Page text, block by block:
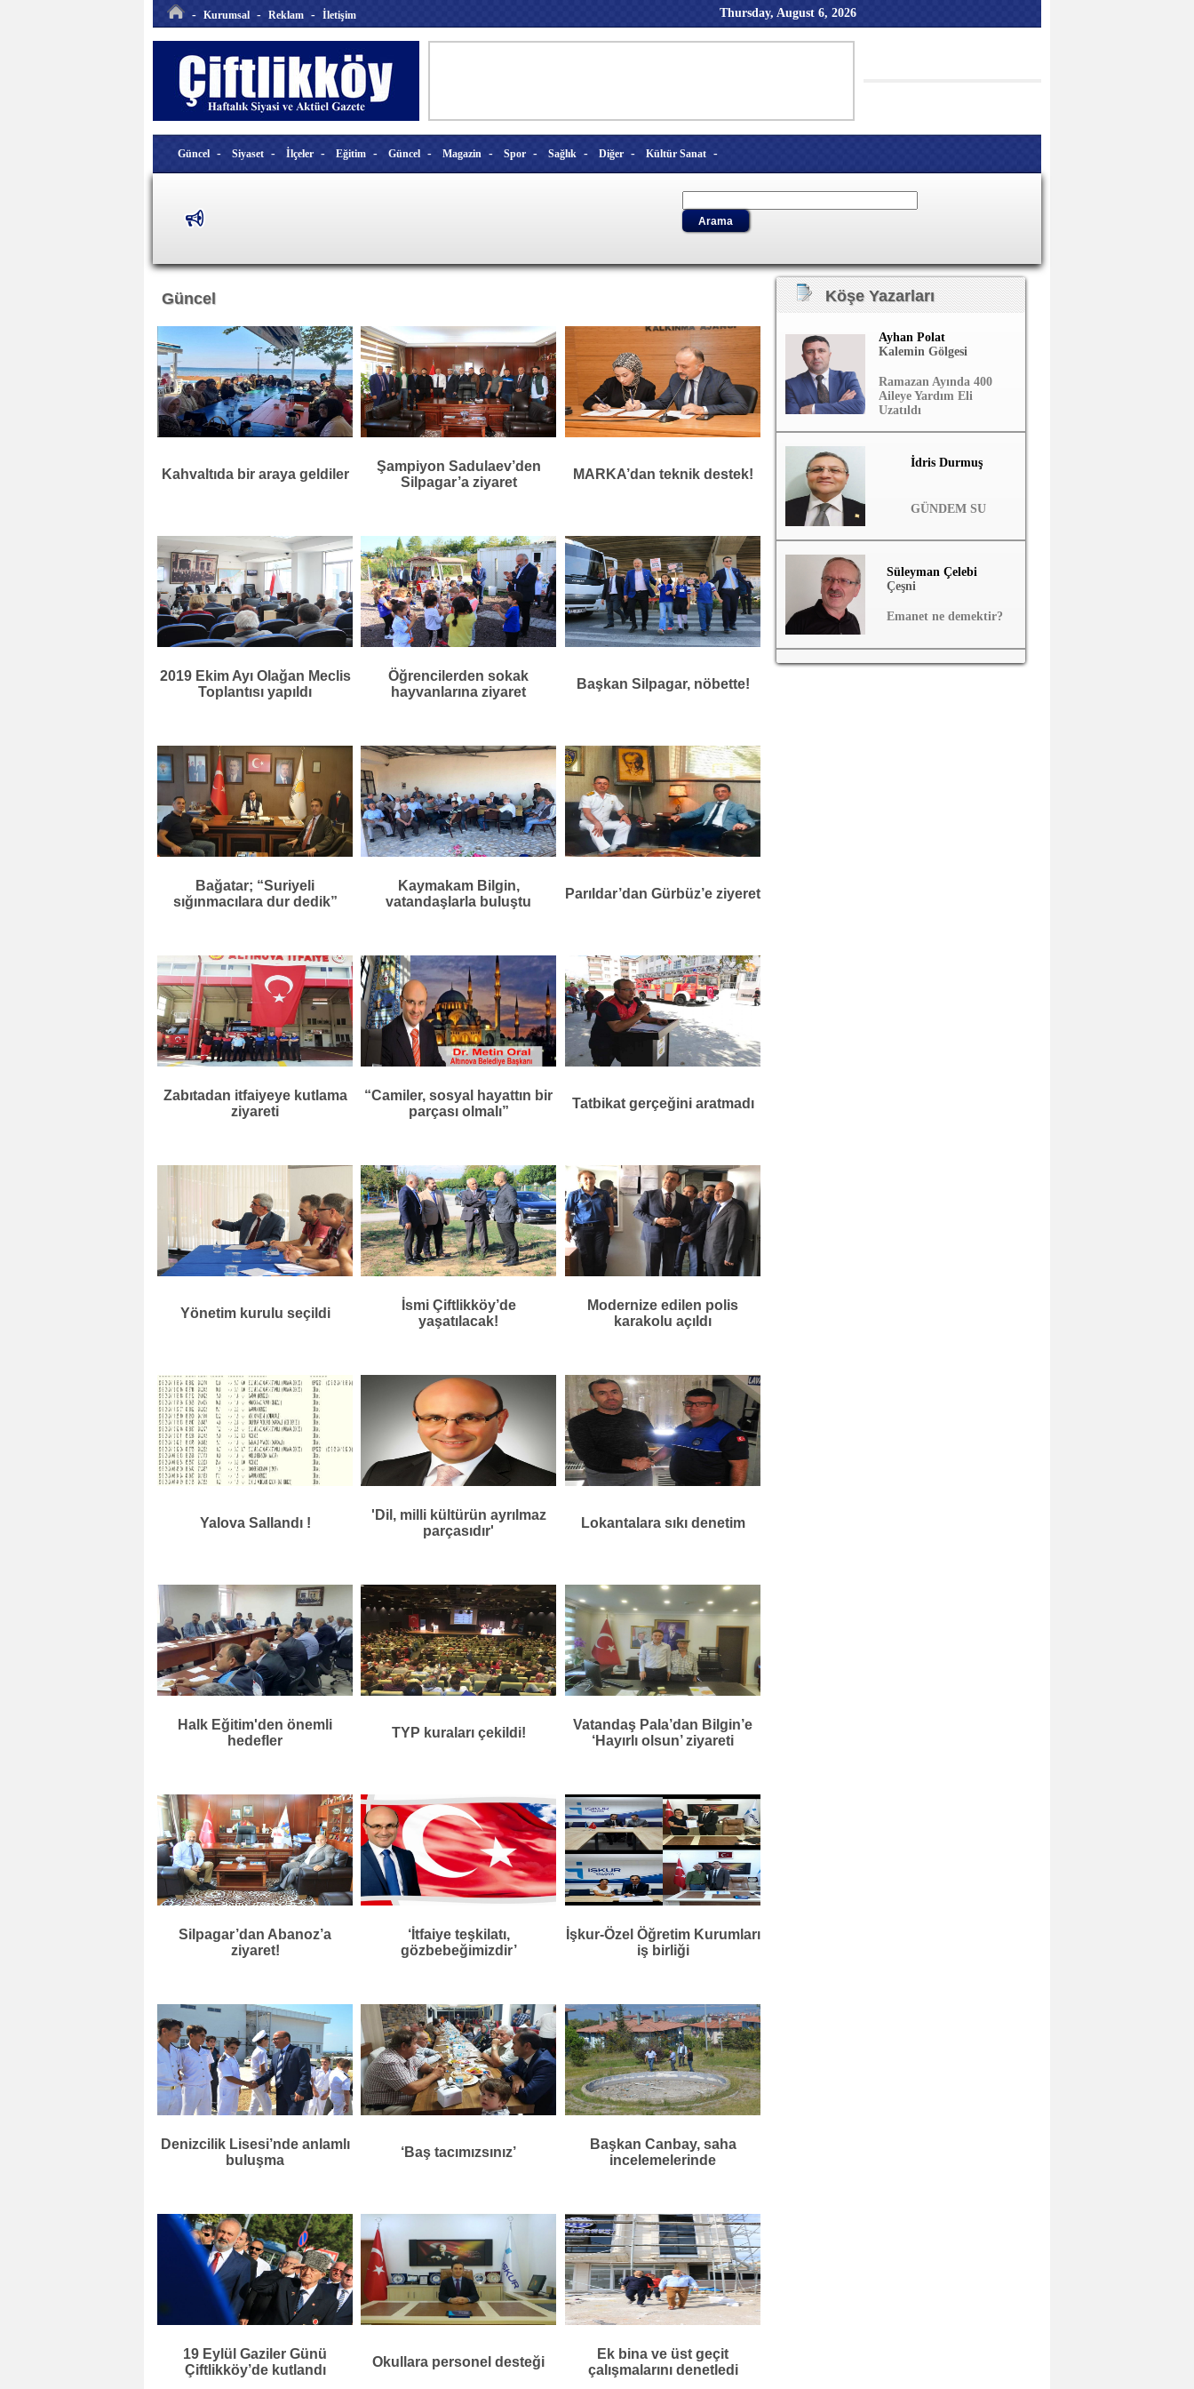
- Kurumsal - Reklam - İletişim Thursday, August 6, 2026
Güncel - Siyaset - İlçeler - Eğitim - Güncel - Magazin - Spor - Sağlık - Diğer - Kültür Sanat -
Güncel
Kahvaltıda bir araya geldiler
Şampiyon Sadulaev’den
Silpagar’a ziyaret
MARKA’dan teknik destek!
2019 Ekim Ayı Olağan Meclis
Toplantısı yapıldı
Öğrencilerden sokak
hayvanlarına ziyaret
Başkan Silpagar, nöbette!
Bağatar; “Suriyeli
sığınmacılara dur dedik”
Kaymakam Bilgin,
vatandaşlarla buluştu
Parıldar’dan Gürbüz’e ziyeret
Zabıtadan itfaiyeye kutlama
ziyareti
“Camiler, sosyal hayattın bir
parçası olmalı”
Tatbikat gerçeğini aratmadı
Yönetim kurulu seçildi
İsmi Çiftlikköy’de
yaşatılacak!
Modernize edilen polis
karakolu açıldı
Yalova Sallandı !
'Dil, milli kültürün ayrılmaz
parçasıdır'
Lokantalara sıkı denetim
Halk Eğitim'den önemli
hedefler
TYP kuraları çekildi!
Vatandaş Pala’dan Bilgin’e
‘Hayırlı olsun’ ziyareti
Silpagar’dan Abanoz’a
ziyaret!
‘İtfaiye teşkilatı,
gözbebeğimizdir’
İşkur-Özel Öğretim Kurumları
iş birliği
Denizcilik Lisesi’nde anlamlı
buluşma
‘Baş tacımızsınız’
Başkan Canbay, saha
incelemelerinde
19 Eylül Gaziler Günü
Çiftlikköy’de kutlandı
Okullara personel desteği
Ek bina ve üst geçit
çalışmalarını denetledi
Köşe Yazarları
Ayhan Polat
Kalemin Gölgesi
Ramazan Ayında 400
Aileye Yardım Eli
Uzatıldı
İdris Durmuş
GÜNDEM SU
Süleyman Çelebi
Çeşni
Emanet ne demektir?